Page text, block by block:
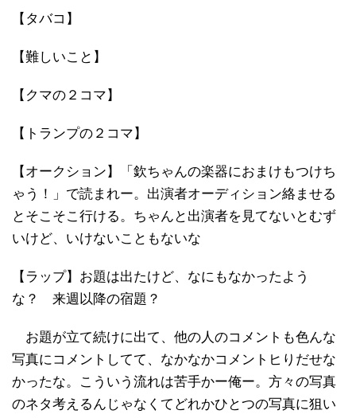
【タバコ】
【難しいこと】
【クマの２コマ】
【トランプの２コマ】
【オークション】「欽ちゃんの楽器におまけもつけち
ゃう！」で読まれー。出演者オーディション絡ませる
とそこそこ行ける。ちゃんと出演者を見てないとむず
いけど、いけないこともないな
【ラップ】お題は出たけど、なにもなかったよう
な？ 来週以降の宿題？
お題が立て続けに出て、他の人のコメントも色んな
写真にコメントしてて、なかなかコメントヒりだせな
かったな。こういう流れは苦手かー俺ー。方々の写真
のネタ考えるんじゃなくてどれかひとつの写真に狙い